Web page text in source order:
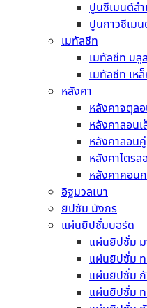
ปูนซีเมนต์สำ
ปูนกาวซีเม
เมทัลชีท
เมทัลชีท บลู
เมทัลชีท เห
หลังคา
หลังคาจตุล
หลังคาลอนเ
หลังคาลอนคู่
หลังคาไตรล
หลังคาคอน
อิฐมวลเบา
ยิปซัม มังกร
แผ่นยิปซั่มบอร์ด
แผ่นยิปซั่ม
แผ่นยิปซั่ม
แผ่นยิปซั่ม
แผ่นยิปซั่ม
อื่น เช่น ผนังก่ออิฐฉาบ
และตัดแต่งทำได้ง่ายแล
ป้องกันไฟได้ดี– มีคุณสม
กลางประกอบด้วยน้ำที่
ซัลเฟต) เมื่อโดนความร้
ชะลอการลามของไฟและ
หนึ่ง ประมาณ 1-3 ชั่วโ
ป้องกันความร้อน– มีคุณ
หลังคาหรือภายนอกเข้า
ช่วยลดภาระการทำงาน
พื้นผิวเรียบเนียนสวยงาม
สามารถปิดซ่อนงานระบ
ได้อย่างแนบเนียน และ
มีชนิดพิเศษให้เลือกหล
ออกแบบมาเพื่อรองรับก
ความชื้นที่เหมาะสำหรับ
หรือห้องครัว ซึ่งช่วยล